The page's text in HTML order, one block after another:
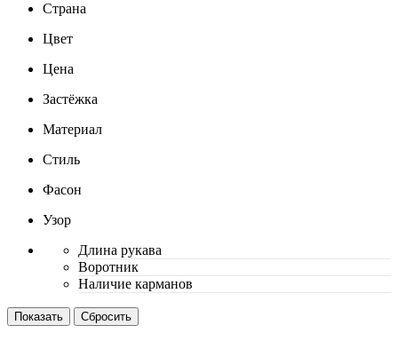
Страна
Цвет
Цена
Застёжка
Материал
Стиль
Фасон
Узор
Длина рукава
Воротник
Наличие карманов